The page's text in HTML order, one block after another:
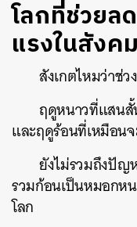
โลกที่ช่วยล
แรงในสังค
สังเกตไหมว่าช่
ฤดูหนาวที่แสนสั้
และฤดูร้อนที่เหมือน
ยังไม่รวมถึงปั
รวมก้อนเป็นหมอกห
โลก